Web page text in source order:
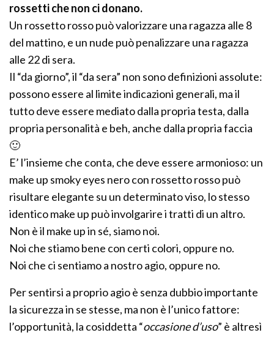
rossetti che non ci donano.
Un rossetto rosso può valorizzare una ragazza alle 8
del mattino, e un nude può penalizzare una ragazza
alle 22 di sera.
Il “da giorno”, il “da sera” non sono definizioni assolute:
possono essere al limite indicazioni generali, ma il
tutto deve essere mediato dalla propria testa, dalla
propria personalità e beh, anche dalla propria faccia
🙂
E’ l’insieme che conta, che deve essere armonioso: un
make up smoky eyes nero con rossetto rosso può
risultare elegante su un determinato viso, lo stesso
identico make up può involgarire i tratti di un altro.
Non è il make up in sé, siamo noi.
Noi che stiamo bene con certi colori, oppure no.
Noi che ci sentiamo a nostro agio, oppure no.
Per sentirsi a proprio agio è senza dubbio importante
la sicurezza in se stesse, ma non è l’unico fattore:
l’opportunità, la cosiddetta “occasione d’uso” è altresì